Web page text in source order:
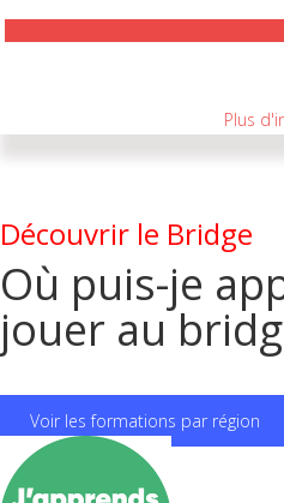
Plus
Découvrir le Bridge
Où puis-je
jouer au
Voir les formations par région